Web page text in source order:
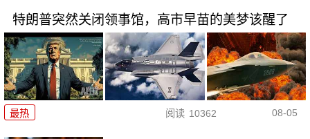
特朗普突然关闭领事馆，高市早苗的美梦该醒了
最热 阅读 10362 08-05